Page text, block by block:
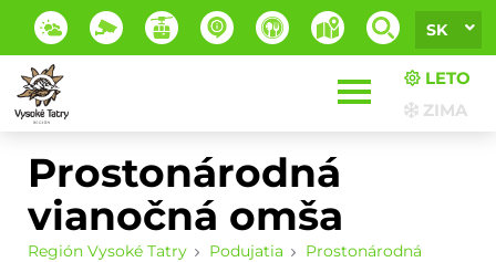
SK
LETO
ZIMA
Prostonárodná
vianočná omša
Región Vysoké Tatry Podujatia
Prostonárodná